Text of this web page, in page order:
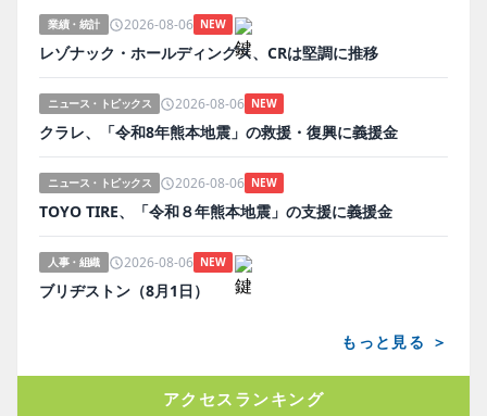
業績・統計 2026-08-06 NEW
レゾナック・ホールディングス、CRは堅調に推移
ニュース・トピックス 2026-08-06 NEW
クラレ、「令和8年熊本地震」の救援・復興に義援金
ニュース・トピックス 2026-08-06 NEW
TOYO TIRE、「令和８年熊本地震」の支援に義援金
人事・組織 2026-08-06 NEW
ブリヂストン（8月1日）
もっと見る ＞
アクセスランキング